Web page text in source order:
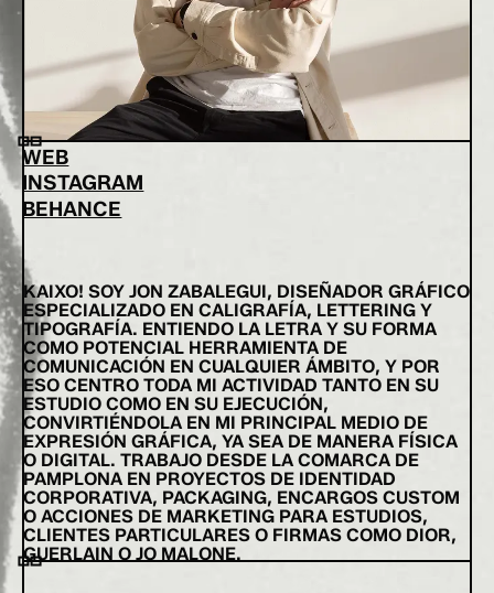
WEB
INSTAGRAM
BEHANCE
KAIXO! SOY JON ZABALEGUI, DISEÑADOR GRÁFICO
ESPECIALIZADO EN CALIGRAFÍA, LETTERING Y
TIPOGRAFÍA. ENTIENDO LA LETRA Y SU FORMA
COMO POTENCIAL HERRAMIENTA DE
COMUNICACIÓN EN CUALQUIER ÁMBITO, Y POR
ESO CENTRO TODA MI ACTIVIDAD TANTO EN SU
ESTUDIO COMO EN SU EJECUCIÓN,
CONVIRTIÉNDOLA EN MI PRINCIPAL MEDIO DE
EXPRESIÓN GRÁFICA, YA SEA DE MANERA FÍSICA
O DIGITAL. TRABAJO DESDE LA COMARCA DE
PAMPLONA EN PROYECTOS DE IDENTIDAD
CORPORATIVA, PACKAGING, ENCARGOS CUSTOM
O ACCIONES DE MARKETING PARA ESTUDIOS,
CLIENTES PARTICULARES O FIRMAS COMO DIOR,
GUERLAIN O JO MALONE.